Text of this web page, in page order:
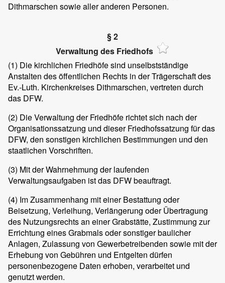
Dithmarschen sowie aller anderen Personen.
§ 2
Verwaltung des Friedhofs
(1) Die kirchlichen Friedhöfe sind unselbstständige
Anstalten des öffentlichen Rechts in der Trägerschaft des
Ev.-Luth. Kirchenkreises Dithmarschen, vertreten durch
das DFW.
(2) Die Verwaltung der Friedhöfe richtet sich nach der
Organisationssatzung und dieser Friedhofssatzung für das
DFW, den sonstigen kirchlichen Bestimmungen und den
staatlichen Vorschriften.
(3) Mit der Wahrnehmung der laufenden
Verwaltungsaufgaben ist das DFW beauftragt.
(4) Im Zusammenhang mit einer Bestattung oder
Beisetzung, Verleihung, Verlängerung oder Übertragung
des Nutzungsrechts an einer Grabstätte, Zustimmung zur
Errichtung eines Grabmals oder sonstiger baulicher
Anlagen, Zulassung von Gewerbetreibenden sowie mit der
Erhebung von Gebühren und Entgelten dürfen
personenbezogene Daten erhoben, verarbeitet und
genutzt werden.